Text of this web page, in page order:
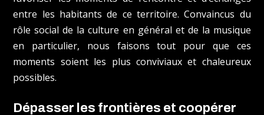
entre les habitants de ce territoire. Convaincus du
rôle social de la culture en général et de la musique
en particulier, nous faisons tout pour que ces
moments soient les plus conviviaux et chaleureux
possibles.
Dépasser les frontières et coopérer